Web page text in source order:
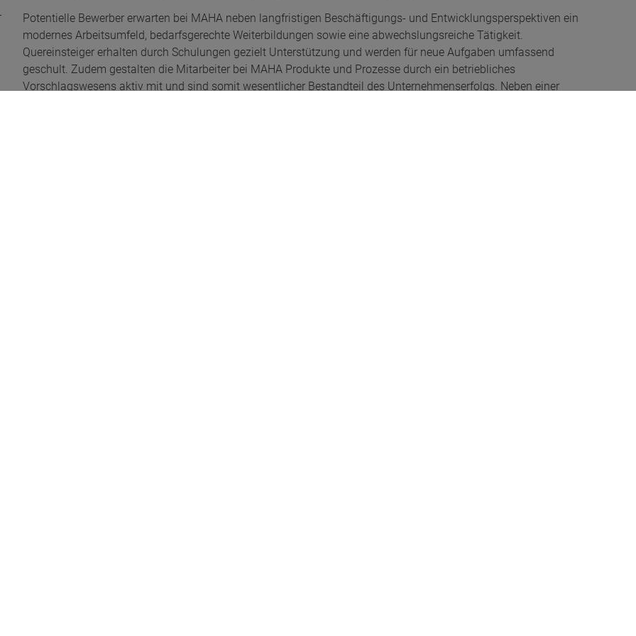
Potentielle Bewerber erwarten bei MAHA neben langfristigen Beschäftigungs- und Entwicklungsperspektiven ein
modernes Arbeitsumfeld, bedarfsgerechte Weiterbildungen sowie eine abwechslungsreiche Tätigkeit.
Quereinsteiger erhalten durch Schulungen gezielt Unterstützung und werden für neue Aufgaben umfassend
geschult. Zudem gestalten die Mitarbeiter bei MAHA Produkte und Prozesse durch ein betriebliches
Vorschlagswesens aktiv mit und sind somit wesentlicher Bestandteil des Unternehmenserfolgs. Neben einer